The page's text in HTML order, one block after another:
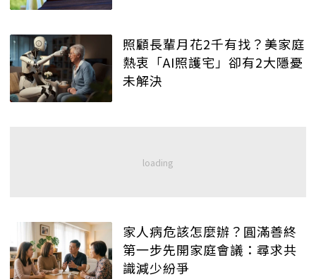
照顧長輩月花2千有找？美家庭
熱衷「AI照護宅」卻有2大隱憂
未解決
家人病危該怎麼辦？圓滿善終
第一步先開家庭會議：尋求共
識減少紛爭